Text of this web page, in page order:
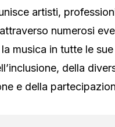
artisti,
numerosi
musica in tutte le
della
e della